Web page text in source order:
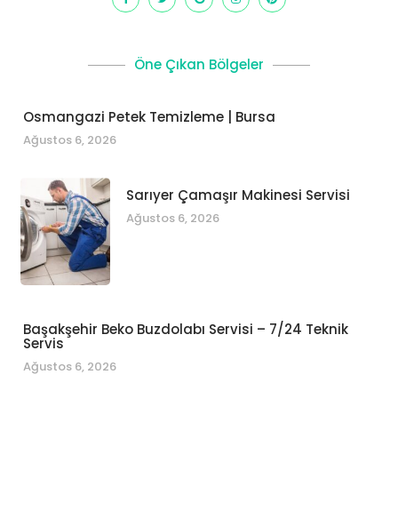
Öne Çıkan Bölgeler
Osmangazi Petek Temizleme | Bursa
Ağustos 6, 2026
Sarıyer Çamaşır Makinesi Servisi
Ağustos 6, 2026
Başakşehir Beko Buzdolabı Servisi – 7/24 Teknik
Servis
Ağustos 6, 2026